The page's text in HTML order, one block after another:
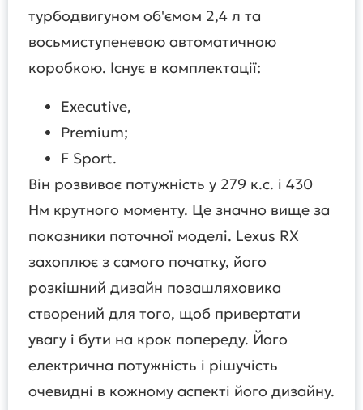
турбодвигуном об'ємом 2,4 л та
восьмиступеневою автоматичною
коробкою. Існує в комплектації:
Executive,
Premium;
F Sport.
Він розвиває потужність у 279 к.с. і 430
Нм крутного моменту. Це значно вище за
показники поточної моделі. Lexus RX
захоплює з самого початку, його
розкішний дизайн позашляховика
створений для того, щоб привертати
увагу і бути на крок попереду. Його
електрична потужність і рішучість
очевидні в кожному аспекті його дизайну.